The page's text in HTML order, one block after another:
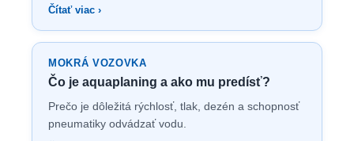
Čítať viac ›
MOKRÁ VOZOVKA
Čo je aquaplaning a ako mu predísť?
Prečo je dôležitá rýchlosť, tlak, dezén a schopnosť
pneumatiky odvádzať vodu.